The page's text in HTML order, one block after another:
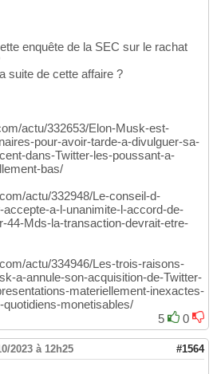
enquête de la SEC sur le rachat
suite de cette affaire ?
actu/332653/Elon-Musk-est-
pour-avoir-tarde-a-divulguer-sa-
dans-Twitter-les-poussant-a-
bas/
actu/332948/Le-conseil-d-
a-l-unanimite-l-accord-de-
44-Mds-la-transaction-devrait-etre-
actu/334946/Les-trois-raisons-
a-annule-son-acquisition-de-Twitter-
materiellement-inexactes-
monetisables/
5
0
2023 à 12h25 #1564